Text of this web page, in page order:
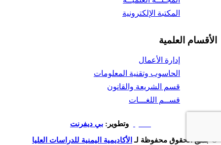
المكتبة الإلكترونية
الأقسام العلمية
إدارة الأعمال
الحاسوب وتقنية المعلومات
قسم الشريعة والقانون
قســم اللغـــات
وتطوير: بي ديفرنت
© جميع الحقوق محفوظة لـ الأكاديمية اليمنية للدراسات العليا